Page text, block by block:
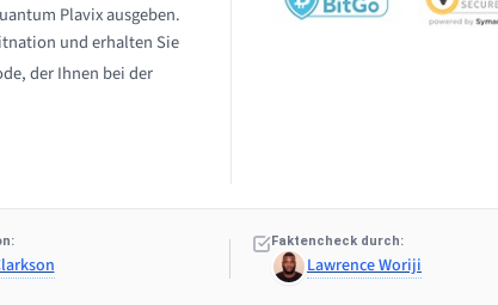
Plavix ausgeben.
und erhalten Sie
der Ihnen bei der
Faktencheck durch:
Lawrence Woriji